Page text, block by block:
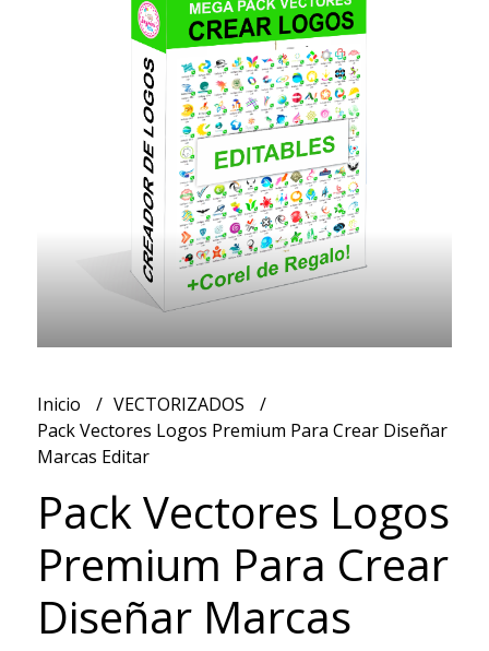
Inicio
VECTORIZADOS
Pack Vectores Logos Premium Para Crear Diseñar
Marcas Editar
Pack Vectores Logos
Premium Para Crear
Diseñar Marcas